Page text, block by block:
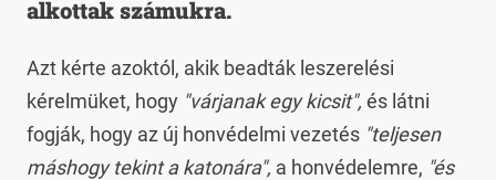
alkottak számukra.
Azt kérte azoktól, akik beadták leszerelési
kérelmüket, hogy "várjanak egy kicsit", és látni
fogják, hogy az új honvédelmi vezetés "teljesen
máshogy tekint a katonára", a honvédelemre, "és